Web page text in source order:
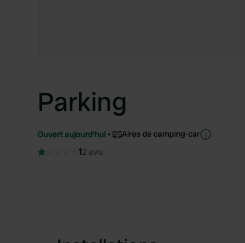
Parking
Ouvert aujourd'hui Aires de camping-car
12 avis